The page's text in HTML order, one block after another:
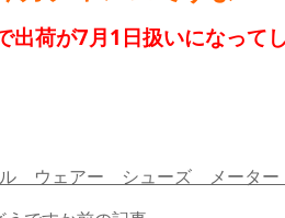
出荷が7月1日扱いになって
ウェアー シューズ メータ